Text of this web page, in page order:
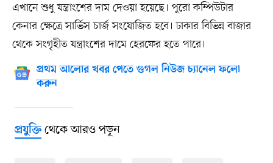
এখানে শুধু যন্ত্রাংশের দাম দেওয়া হয়েছে। পুরো কম্পিউটার
কেনার ক্ষেত্রে সার্ভিস চার্জ সংযোজিত হবে। ঢাকার বিভিন্ন বাজার
থেকে সংগৃহীত যন্ত্রাংশের দামে হেরফের হতে পারে।
প্রথম আলোর খবর পেতে গুগল নিউজ চ্যানেল ফলো
করুন
প্রযুক্তিথেকে আরও পড়ুন